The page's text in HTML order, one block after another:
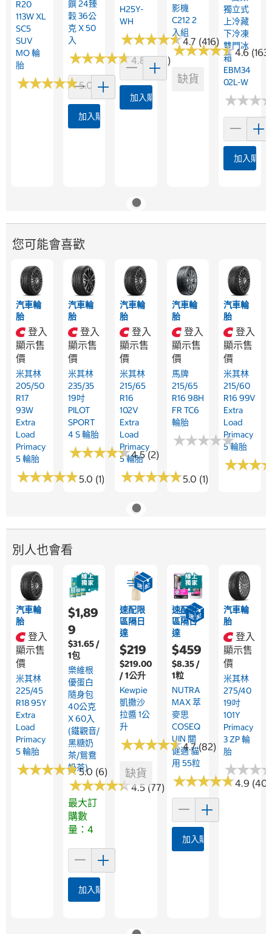
R20
113W XL
SC5
SUV
MO 輪
胎
★★★★★
★★★★★5.0 (1)
饌 24臻
穀 36公
克 X 50
入
★★★★★
★★★★★4.8 (243)
加入購物車
H25Y-
WH
★★★★★
★★★★★4.7 (416)
加入購物車
影機
C212 2
入組
★★★★★
★★★★★4.6 (163)
缺貨
獨立式
上冷藏
下冷凍
雙門冰
箱
EBM34
02L-W
★★★
★★★
加入購物
您可能會喜歡
汽車輪
胎
登入
顯示售
價
米其林
205/50
R17
93W
Extra
Load
Primacy
5 輪胎
★★★★★
★★★★★5.0 (1)
汽車輪
胎
登入
顯示售
價
米其林
235/35
19吋
PILOT
SPORT
4 S 輪胎
★★★★★
★★★★★4.5 (2)
汽車輪
胎
登入
顯示售
價
米其林
215/65
R16
102V
Extra
Load
Primacy
5 輪胎
★★★★★
★★★★★5.0 (1)
汽車輪
胎
登入
顯示售
價
馬牌
215/65
R16 98H
FR TC6
輪胎
★★★★★
★★★★★
汽車輪
胎
登入
顯示售
價
米其林
215/60
R16 99V
Extra
Load
Primacy
5 輪胎
★★★
★★★
別人也會看
汽車輪
胎
登入
顯示售
價
米其林
225/45
R18 95Y
Extra
Load
Primacy
5 輪胎
★★★★★
★★★★★5.0 (6)
$1,89
9
$31.65 /
1包
樂維根
優蛋白
隨身包
40公克
X 60入
(鐵觀音/
黑糖奶
茶/鴛鴦
奶茶)
★★★★★
★★★★★4.5 (77)
最大訂
購數
量：4
加入購物車
速配限
區隔日
達
$219
$219.00
/ 1公升
Kewpie
凱撒沙
拉醬 1公
升
★★★★★
★★★★★4.7 (82)
缺貨
速配限
區隔日
達
$459
$8.35 /
1粒
NUTRA
MAX 萃
麥思
COSEQ
UIN 關
健適 貓
用 55粒
★★★★★
★★★★★4.9 (40)
加入購物車
汽車輪
胎
登入
顯示售
價
米其林
275/40
19吋
101Y
Primacy
3 ZP 輪
胎
★★★
★★★